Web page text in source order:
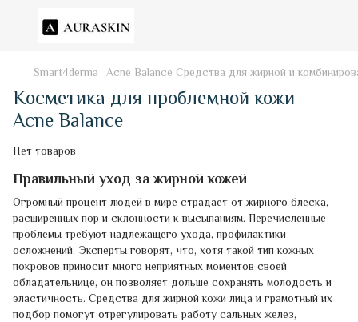
Smart4derma Acne Balance Средства для жирной и
Косметика для проблемной кожи –
Acne Balance
Нет товаров
Правильный уход за жирной кожей
Огромный процент людей в мире страдает от жирного блеска,
расширенных пор и склонности к высыпаниям. Перечисленные
проблемы требуют надлежащего ухода, профилактики
осложнений. Эксперты говорят, что, хотя такой тип кожных
покровов приносит много неприятных моментов своей
обладательнице, он позволяет дольше сохранять молодость и
эластичность. Средства для жирной кожи лица и грамотный их
подбор помогут отрегулировать работу сальных желез,